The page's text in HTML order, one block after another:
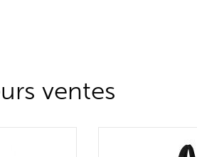
ventes